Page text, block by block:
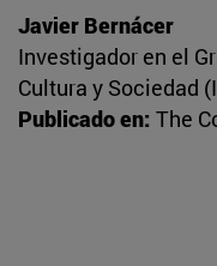
Javier Bernácer
Investigador en el
Cultura y Sociedad
Publicado en: The